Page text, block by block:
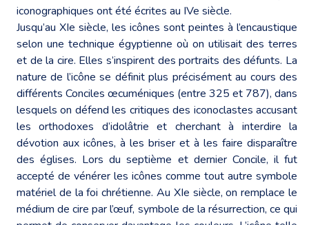
iconographiques ont été écrites au IVe siècle.
Jusqu’au XIe siècle, les icônes sont peintes à l’encaustique
selon une technique égyptienne où on utilisait des terres
et de la cire. Elles s’inspirent des portraits des défunts. La
nature de l’icône se définit plus précisément au cours des
différents Conciles œcuméniques (entre 325 et 787), dans
lesquels on défend les critiques des iconoclastes accusant
les orthodoxes d’idolâtrie et cherchant à interdire la
dévotion aux icônes, à les briser et à les faire disparaître
des églises. Lors du septième et dernier Concile, il fut
accepté de vénérer les icônes comme tout autre symbole
matériel de la foi chrétienne. Au XIe siècle, on remplace le
médium de cire par l’œuf, symbole de la résurrection, ce qui